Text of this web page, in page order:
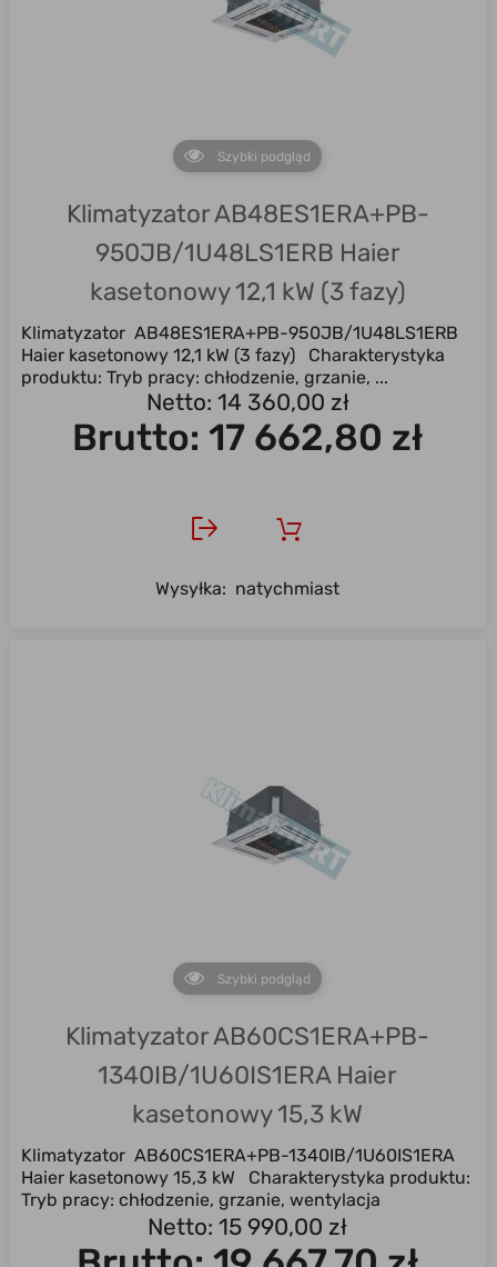
Szybki podgląd
Klimatyzator AB48ES1ERA+PB-
950JB/1U48LS1ERB Haier
kasetonowy 12,1 kW (3 fazy)
Klimatyzator AB48ES1ERA+PB-950JB/1U48LS1ERB
Haier kasetonowy 12,1 kW (3 fazy) Charakterystyka
produktu: Tryb pracy: chłodzenie, grzanie, ...
Netto: 14 360,00 zł
Brutto:17 662,80 zł
Wysyłka: natychmiast
Szybki podgląd
Klimatyzator AB60CS1ERA+PB-
1340IB/1U60IS1ERA Haier
kasetonowy 15,3 kW
Klimatyzator AB60CS1ERA+PB-1340IB/1U60IS1ERA
Haier kasetonowy 15,3 kW Charakterystyka produktu:
Tryb pracy: chłodzenie, grzanie, wentylacja
Netto: 15 990,00 zł